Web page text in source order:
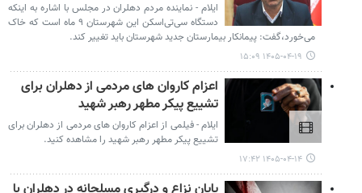
ایلام - نماینده مردم دهلران در مجلس با اشاره به اینکه
دستگاه سی‌تی‌اسکن این شهرستان ۹ ماه است که خاک
می‌خورد،گفت: پیمانکار بیمارستان جدید شهرستان باید تغییر کند.
۱۴۰۵-۰۴-۱۹ ۱۵:۰۹
اعزام کاروان های مردمی از دهلران برای
تشییع پیکر مطهر رهبر شهید
ایلام - فیلمی از اعزام کاروان های مردمی از دهلران برای
تشییع پیکر مطهر رهبر شهید را مشاهده کنید.
۱۴۰۵-۰۴-۱۴ ۱۷:۴۲